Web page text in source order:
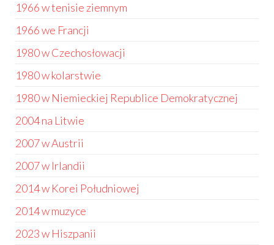
1966 w tenisie ziemnym
1966 we Francji
1980 w Czechosłowacji
1980 w kolarstwie
1980 w Niemieckiej Republice Demokratycznej
2004 na Litwie
2007 w Austrii
2007 w Irlandii
2014 w Korei Południowej
2014 w muzyce
2023 w Hiszpanii